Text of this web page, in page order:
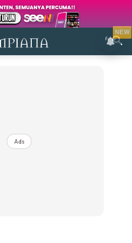
Login|Register
Ads
NEW